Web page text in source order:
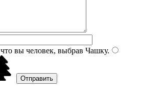
вы человек, выбрав Чашку.